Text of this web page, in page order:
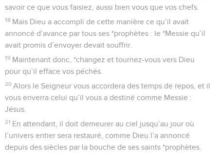
savoir ce que vous faisiez, aussi bien vous que vos chefs.
18 Mais Dieu a accompli de cette manière ce qu’il avait
annoncé d’avance par tous ses *prophètes : le *Messie qu’il
avait promis d’envoyer devait souffrir.
19 Maintenant donc, *changez et tournez-vous vers Dieu
pour qu’il efface vos péchés.
20 Alors le Seigneur vous accordera des temps de repos, et il
vous enverra celui qu’il vous a destiné comme Messie :
Jésus.
21 En attendant, il doit demeurer au ciel jusqu’au jour où
l’univers entier sera restauré, comme Dieu l’a annoncé
depuis des siècles par la bouche de ses saints *prophètes.